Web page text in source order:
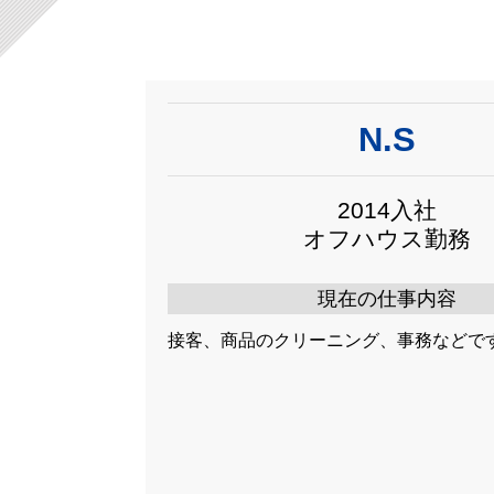
N.S
2014入社
オフハウス勤務
現在の仕事内容
接客、商品のクリーニング、事務などで